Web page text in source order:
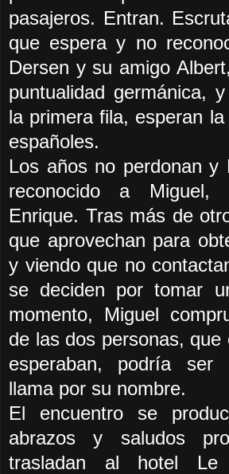
pasajeros. Entran.
que espera y no
Dersen y su amigo
puntualidad germánica,
la primera fila, esperan
españoles.
Los años no perdonan y
reconocido a
Enrique. Tras más de
que aprovechan para
y viendo que no
se deciden por tomar
momento, Miguel
de las dos personas, que
esperaban, podría
llama por su nombre.
El encuentro se
abrazos y saludos
trasladan al hotel Le